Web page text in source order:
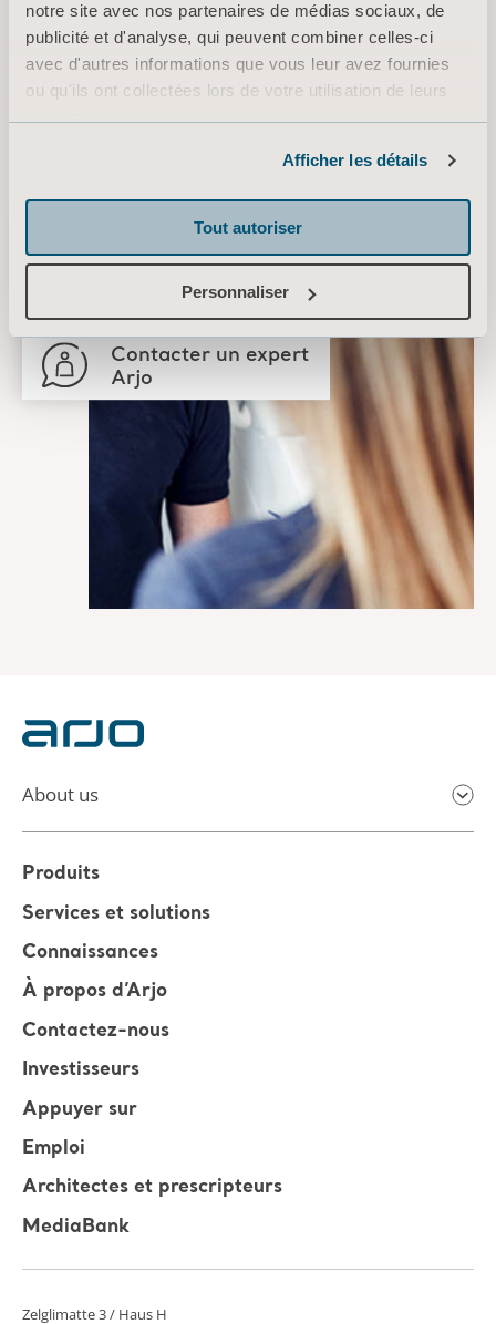
notre site avec nos partenaires de médias sociaux, de
publicité et d'analyse, qui peuvent combiner celles-ci
avec d'autres informations que vous leur avez fournies
ou qu'ils ont collectées lors de votre utilisation de leurs
Afficher les détails
Tout autoriser
Personnaliser
Demander un devis
Contacter notre
service client
Contacter un expert
Arjo
About us
Produits
Services et solutions
Connaissances
À propos d’Arjo
Contactez-nous
Investisseurs
Appuyer sur
Emploi
Architectes et prescripteurs
MediaBank
Zelglimatte 3 / Haus H